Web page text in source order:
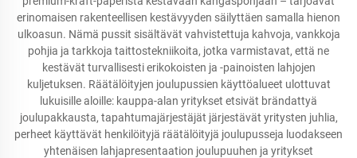
erinomaisen rakenteellisen kestävyyden säilyttäen samalla hienon
ulkoasun. Nämä pussit sisältävät vahvistettuja kahvoja, vankkoja
pohjia ja tarkkoja taittostekniikoita, jotka varmistavat, että ne
kestävät turvallisesti erikokoisten ja -painoisten lahjojen
kuljetuksen. Räätälöityjen joulupussien käyttöalueet ulottuvat
lukuisille aloille: kauppa-alan yritykset etsivät brändattyä
joulupakkausta, tapahtumajärjestäjät järjestävät yritysten juhlia,
perheet käyttävät henkilöityjä räätälöityjä joulupusseja luodakseen
yhtenäisen lahjapresentaation joulupuuhen ja yritykset